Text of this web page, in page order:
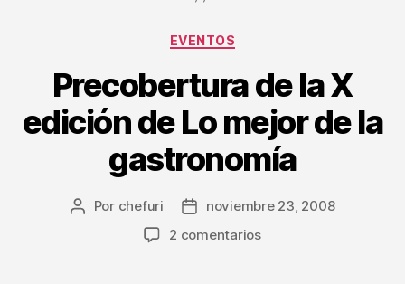
Categorías
EVENTOS
Precobertura de la X
edición de Lo mejor de la
gastronomía
Autor
Por chefuri
Fechanoviembre 23, 2008
2 comentariosen